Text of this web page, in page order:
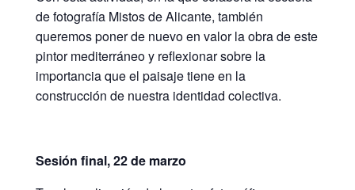
de fotografía Mistos de Alicante, también
queremos poner de nuevo en valor la obra de este
pintor mediterráneo y reflexionar sobre la
importancia que el paisaje tiene en la
construcción de nuestra identidad colectiva.
Sesión final, 22 de marzo